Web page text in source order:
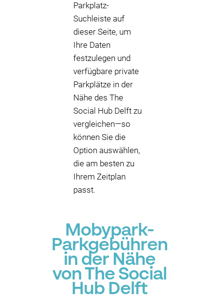
Parkplatz-
Suchleiste auf
dieser Seite, um
Ihre Daten
festzulegen und
verfügbare private
Parkplätze in der
Nähe des The
Social Hub Delft zu
vergleichen—so
können Sie die
Option auswählen,
die am besten zu
Ihrem Zeitplan
passt.
Mobypark-
Parkgebühren
in der Nähe
von The Social
Hub Delft